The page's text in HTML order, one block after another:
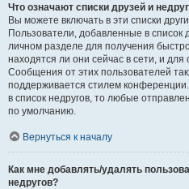
Что означают списки друзей и
Вы можете включать в эти списки
Пользователи, добавленные в список
личном разделе для получения
находятся ли они сейчас в сети, и
Сообщения от этих пользователей
поддерживается стилем
в список недругов, то любые
по умолчанию.
Вернуться к началу
Как мне добавлять/удалять
недругов?